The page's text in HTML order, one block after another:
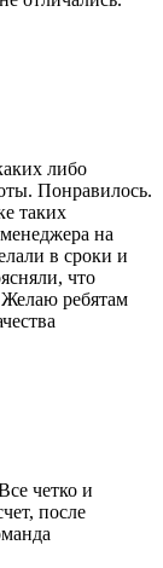
либо
Понравилось.
таких
на
в сроки и
что
ребятам
четко и
после